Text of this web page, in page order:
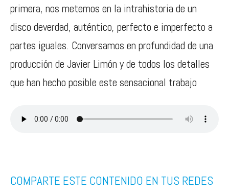
primera, nos metemos en la intrahistoria de un
disco deverdad, auténtico, perfecto e imperfecto a
partes iguales. Conversamos en profundidad de una
producción de Javier Limón y de todos los detalles
que han hecho posible este sensacional trabajo
COMPARTE ESTE CONTENIDO EN TUS REDES